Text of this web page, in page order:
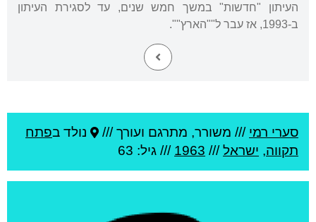
העיתון "חדשות" במשך חמש שנים, עד לסגירת העיתון
ב-1993, אז עבר ל""הארץ"".
סערי רמי /// משורר, מתרגם ועורך /// נולד בפתח
תקווה, ישראל///
1963 /// גיל: 63